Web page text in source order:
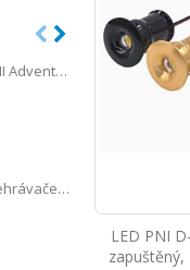
LED PNI
zapuštěný,
Hliníková svítilna PNI Adventure F10 s LED 1x6W, ostřením 500lm až 200m, s baterií a USB-C portem
Autorádio s MP3 přehrávačem PNI Clementine 8428BT 4x45w 1 DIN s SD, USB, AUX, RCA a Bluetooth 12V